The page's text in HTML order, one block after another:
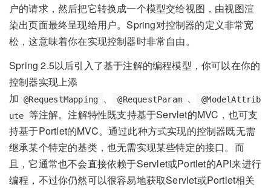
户的请求，然后把它转换成一个模型交给视图，由视图渲
染出页面最终呈现给用户。Spring对控制器的定义非常宽
松，这意味着你在实现控制器时非常自由。
Spring 2.5以后引入了基于注解的编程模型，你可以在你的
控制器实现上添
加 @RequestMapping 、 @RequestParam 、
@ModelAttrib
ute 等注解。注解特性既支持基于Servlet的MVC，也可支
持基于Portlet的MVC。通过此种方式实现的控制器既无需
继承某个特定的基类，也无需实现某些特定的接口。而
且，它通常也不会直接依赖于Servlet或Portlet的API来进行
编程，不过你仍然可以很容易地获取Servlet或Portlet相关